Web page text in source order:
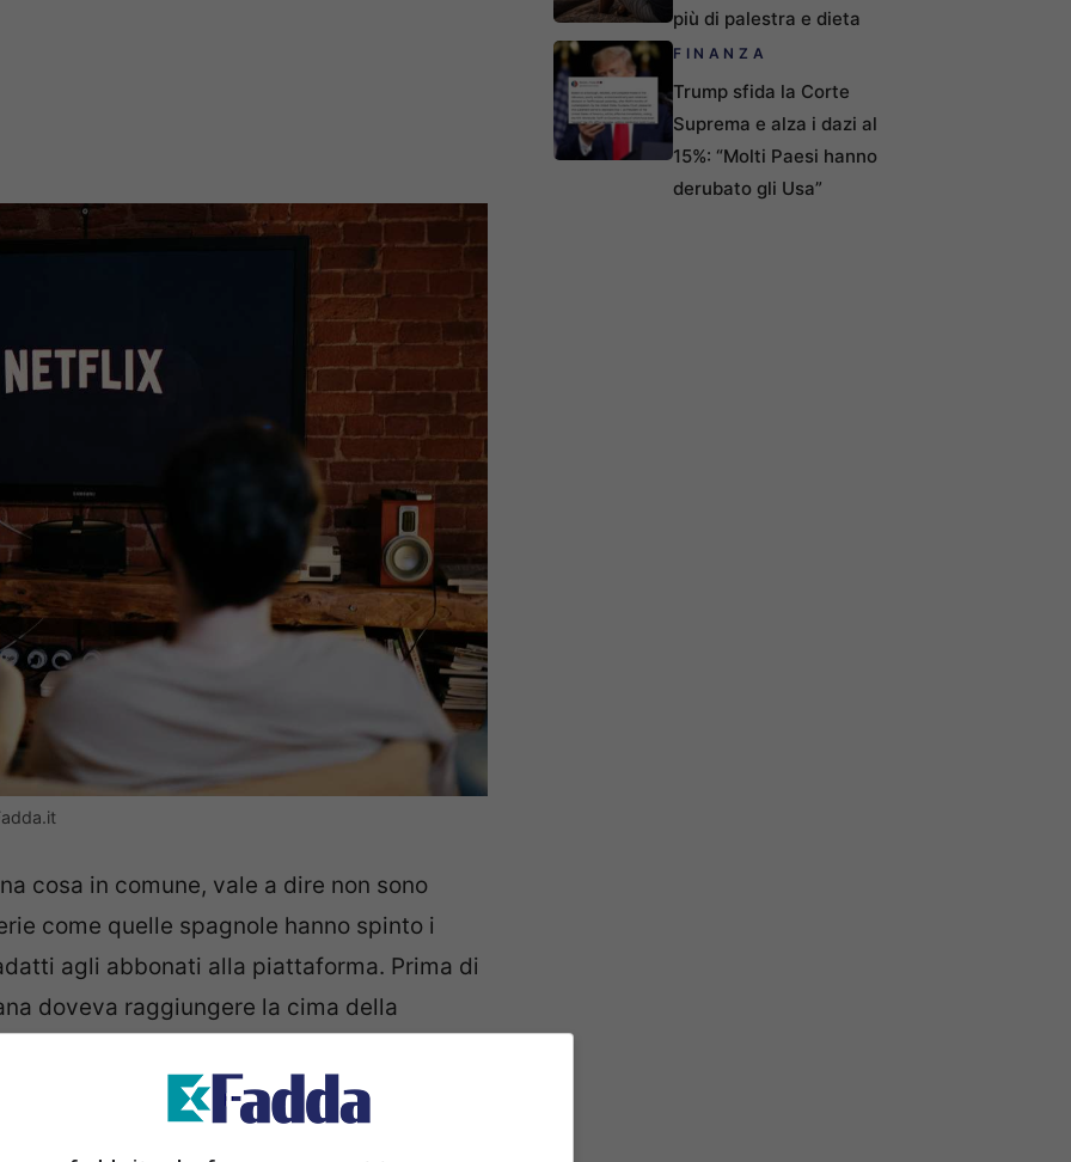
cosa in comune, vale a dire non sono
come quelle spagnole hanno spinto i
agli abbonati alla piattaforma. Prima di
doveva raggiungere la cima della
Un obiettivo ambizioso, raggiunto però
In Italy. Adesso però ancheNetflix
obiettivo.
più di palestra e dieta
FINANZA
Trump sfida la Corte
Suprema e alza i dazi al
15%: “Molti Paesi hanno
derubato gli Usa”